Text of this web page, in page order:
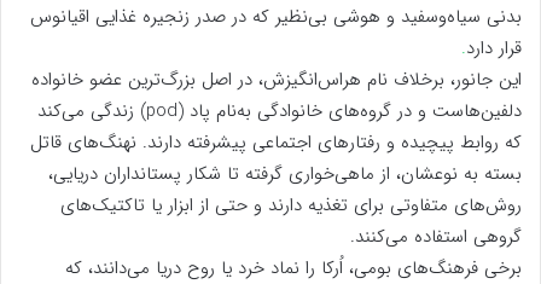
بدنی سیاه‌وسفید و هوشی بی‌نظیر که در صدر زنجیره غذایی اقیانوس
قرار دارد.
این جانور، برخلاف نام هراس‌انگیزش، در اصل بزرگ‌ترین عضو خانواده
دلفین‌هاست و در گروه‌های خانوادگی به‌نام پاد (pod) زندگی می‌کند
که روابط پیچیده و رفتارهای اجتماعی پیشرفته دارند. نهنگ‌های قاتل
بسته به نوعشان، از ماهی‌خواری گرفته تا شکار پستانداران دریایی،
روش‌های متفاوتی برای تغذیه دارند و حتی از ابزار یا تاکتیک‌های
گروهی استفاده می‌کنند.
برخی فرهنگ‌های بومی، اُرکا را نماد خرد یا روح دریا می‌دانند، که